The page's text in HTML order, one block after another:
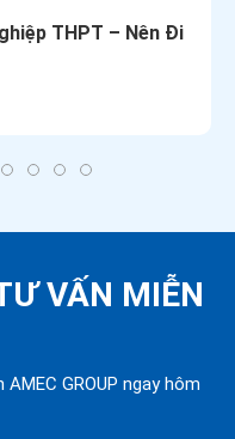
THPT – Nên Đi
VẤN MIỄN
GROUP ngay hôm